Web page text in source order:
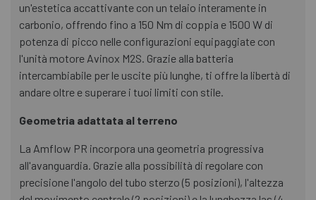
un'estetica accattivante con un telaio interamente in
carbonio, offrendo fino a 150 Nm di coppia e 1500 W di
potenza di picco nelle configurazioni equipaggiate con
l'unità motore Avinox M2S. Grazie alla batteria
intercambiabile per le uscite più lunghe, ti offre la libertà di
andare oltre e superare i tuoi limiti con stile.
Geometria adattata al terreno
La Amflow PR incorpora una geometria progressiva
all'avanguardia. Grazie alla possibilità di regolare con
precisione l'angolo del tubo sterzo (5 posizioni), l'altezza